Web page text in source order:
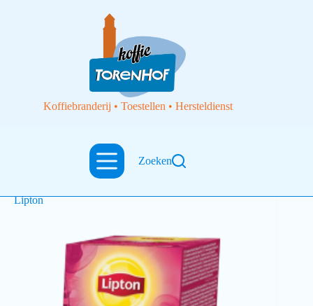
Koffiebranderij • Toestellen • Hersteldienst
Zoeken
Lipton